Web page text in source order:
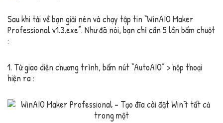
Sau khi tải về bạn giải nén và chạy tập tin “WinAIO Maker
Professional v1.3.exe”. Như đã nói, bạn chỉ cần 5 lần bấm chuột
:
1. Từ giao diện chương trình, bấm nút “AutoAIO” > hộp thoại
hiện ra :